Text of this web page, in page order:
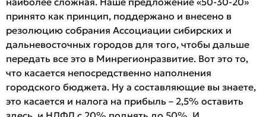
принято как принцип, поддержано и внесено в
резолюцию собрания Ассоциации сибирских и
дальневосточных городов для того, чтобы дальше
передать все это в Минрегионразвитие. Вот это то,
что касается непосредственно наполнения
городского бюджета. Ну а составляющие вы знаете,
это касается и налога на прибыль – 2,5% оставить